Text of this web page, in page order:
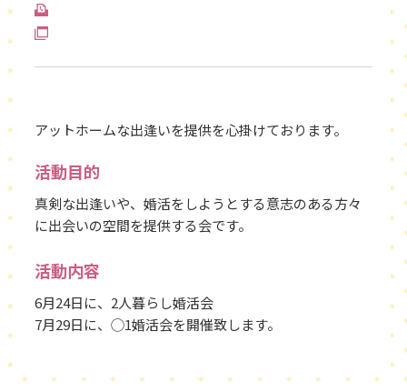
アットホームな出逢いを提供を心掛けております。
活動目的
真剣な出逢いや、婚活をしようとする意志のある方々
に出会いの空間を提供する会です。
活動内容
6月24日に、2人暮らし婚活会
7月29日に、◯1婚活会を開催致します。